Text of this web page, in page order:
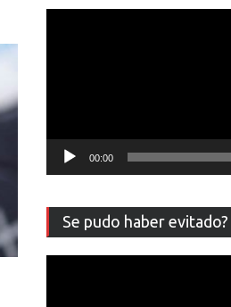
00:00
Se pudo haber